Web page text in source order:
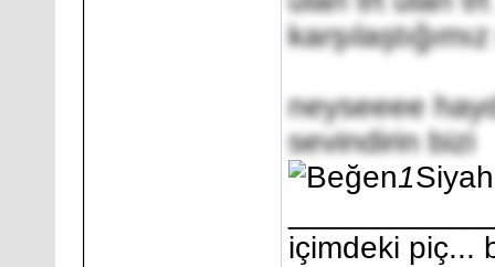
neyseeee
sevindirin bizi
1
içimdeki piç...